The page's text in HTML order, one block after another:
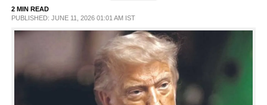
LIFESTYLE
2 MIN READ
PUBLISHED: JUNE 11, 2026 01:01 AM IST